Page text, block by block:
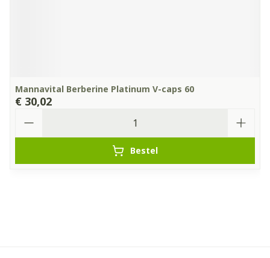
Mannavital Berberine Platinum V-caps 60
€ 30,02
Bestel